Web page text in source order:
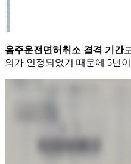
음주운전면허취소 결격 기간
의가 인정되었기 때문에 5년